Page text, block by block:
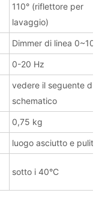
110° (riflettore per
lavaggio)
Dimmer di linea 0~100%
0-20 Hz
vedere il seguente
schematico
0,75 kg
luogo asciutto e pulito
sotto i 40°C